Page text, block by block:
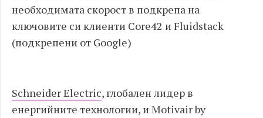
необходимата скорост в подкрепа на
ключовите си клиенти Core42 и Fluidstack
(подкрепени от Google)
Schneider Electric, глобален лидер в
енергийните технологии, и Motivair by